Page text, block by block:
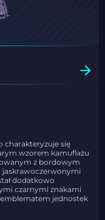
charakteryzuje się
wzorem kamuflażu
z bordowym
dodatkowo
czarnymi znakami
jednostek